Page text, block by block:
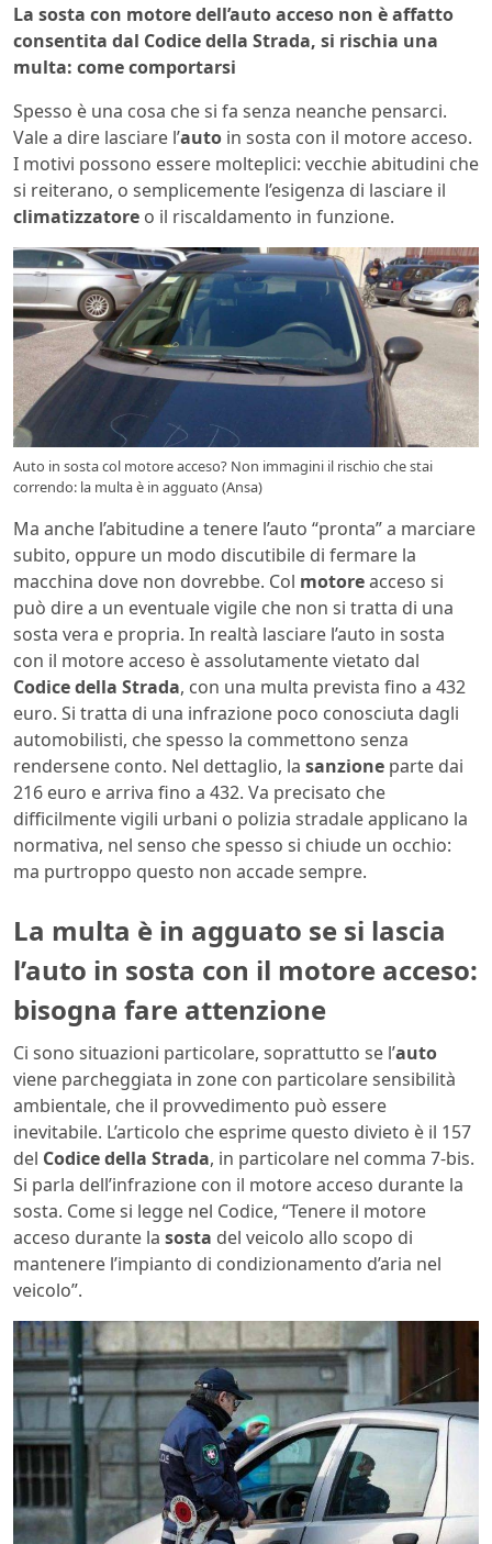
La sosta con motore dell’auto acceso non è affatto
consentita dal Codice della Strada, si rischia una
multa: come comportarsi
Spesso è una cosa che si fa senza neanche pensarci.
Vale a dire lasciare l’auto in sosta con il motore acceso.
I motivi possono essere molteplici: vecchie abitudini che
si reiterano, o semplicemente l’esigenza di lasciare il
climatizzatore o il riscaldamento in funzione.
Auto in sosta col motore acceso? Non immagini il rischio che stai
correndo: la multa è in agguato (Ansa)
Ma anche l’abitudine a tenere l’auto “pronta” a marciare
subito, oppure un modo discutibile di fermare la
macchina dove non dovrebbe. Col motoreacceso si
può dire a un eventuale vigile che non si tratta di una
sosta vera e propria. In realtà lasciare l’auto in sosta
con il motore acceso è assolutamente vietato dal
Codice della Strada, con una multa prevista fino a 432
euro. Si tratta di una infrazione poco conosciuta dagli
automobilisti, che spesso la commettono senza
rendersene conto. Nel dettaglio, la sanzione parte dai
216 euro e arriva fino a 432. Va precisato che
difficilmente vigili urbani o polizia stradale applicano la
normativa, nel senso che spesso si chiude un occhio:
ma purtroppo questo non accade sempre.
La multa è in agguato se si lascia
l’auto in sosta con il motore acceso:
bisogna fare attenzione
Ci sono situazioni particolare, soprattutto se l’auto
viene parcheggiata in zone con particolare sensibilità
ambientale, che il provvedimento può essere
inevitabile. L’articolo che esprime questo divieto è il 157
del Codice della Strada, in particolare nel comma 7-bis.
Si parla dell’infrazione con il motore acceso durante la
sosta. Come si legge nel Codice, “Tenere il motore
acceso durante la sosta del veicolo allo scopo di
mantenere l’impianto di condizionamento d’aria nel
veicolo”.